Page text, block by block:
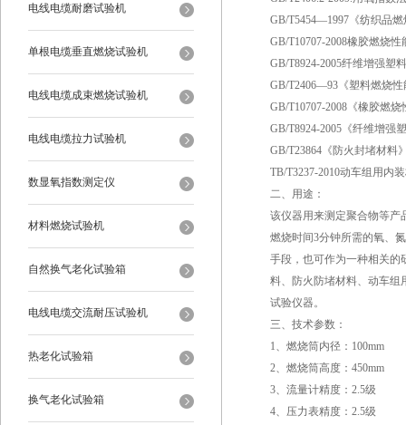
电线电缆耐磨试验机
单根电缆垂直燃烧试验机
电线电缆成束燃烧试验机
电线电缆拉力试验机
数显氧指数测定仪
材料燃烧试验机
自然换气老化试验箱
电线电缆交流耐压试验机
热老化试验箱
换气老化试验箱
GB/T5454—1997《纺织品
GB/T10707-2008橡胶燃烧性
GB/T8924-2005纤维增强塑
GB/T2406—93《塑料燃烧
GB/T10707-2008《橡胶燃
GB/T8924-2005《纤维增强
GB/T23864《防火封堵材料
TB/T3237-2010动车组用内
二、用途：
该仪器用来测定聚合物等产
燃烧时间3分钟所需的氧、
手段，也可作为一种相关的
料、防火防堵材料、动车组
试验仪器。
三、技术参数：
1、燃烧筒内径：100mm
2、燃烧筒高度：450mm
3、流量计精度：2.5级
4、压力表精度：2.5级